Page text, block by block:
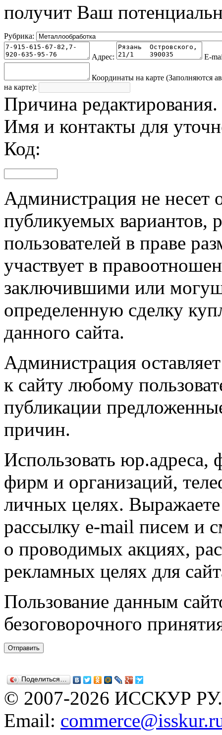
получит Ваш
Рубрика:
Адрес: E-
Координаты на карте (Заполняются
на карте):
Причина редактирования.
Имя и контакты для
Код:
Администрация не несет
публикуемых вариантов,
пользователей в праве
участвует в
заключившими или
определенную сделку
данного сайта.
Администрация
к сайту любому
публикации
причин.
Использовать юр.адреса,
фирм и организаций,
личных целях. Выражаете
рассылку e-mail писем и
о проводимых акциях,
рекламных целях для
Пользование данным
безоговорочного
Поделиться…
© 2007-2026 ИССКУР РУ.
Email: